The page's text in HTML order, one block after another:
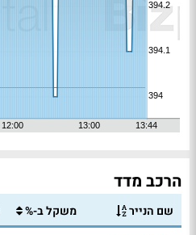
הרכב מדד
שם הנייר משקל ב-%